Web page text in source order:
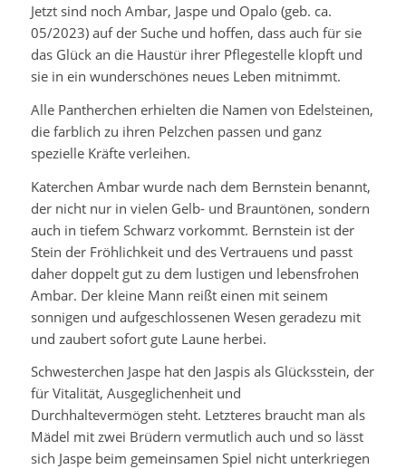
Jetzt sind noch Ambar, Jaspe und Opalo (geb. ca.
05/2023) auf der Suche und hoffen, dass auch für sie
das Glück an die Haustür ihrer Pflegestelle klopft und
sie in ein wunderschönes neues Leben mitnimmt.
Alle Pantherchen erhielten die Namen von Edelsteinen,
die farblich zu ihren Pelzchen passen und ganz
spezielle Kräfte verleihen.
Katerchen Ambar wurde nach dem Bernstein benannt,
der nicht nur in vielen Gelb- und Brauntönen, sondern
auch in tiefem Schwarz vorkommt. Bernstein ist der
Stein der Fröhlichkeit und des Vertrauens und passt
daher doppelt gut zu dem lustigen und lebensfrohen
Ambar. Der kleine Mann reißt einen mit seinem
sonnigen und aufgeschlossenen Wesen geradezu mit
und zaubert sofort gute Laune herbei.
Schwesterchen Jaspe hat den Jaspis als Glücksstein, der
für Vitalität, Ausgeglichenheit und
Durchhaltevermögen steht. Letzteres braucht man als
Mädel mit zwei Brüdern vermutlich auch und so lässt
sich Jaspe beim gemeinsamen Spiel nicht unterkriegen